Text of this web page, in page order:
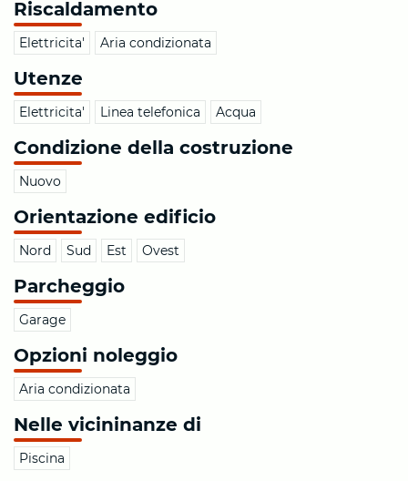
Riscaldamento
Elettricita' Aria condizionata
Utenze
Elettricita' Linea telefonica Acqua
Condizione della costruzione
Nuovo
Orientazione edificio
Nord Sud Est Ovest
Parcheggio
Garage
Opzioni noleggio
Aria condizionata
Nelle vicininanze di
Piscina